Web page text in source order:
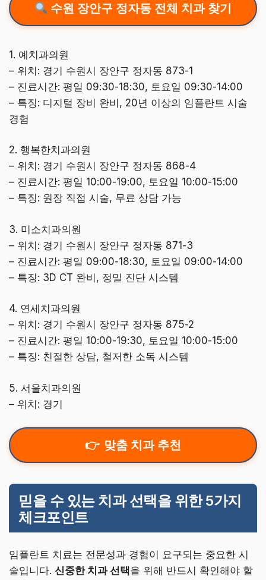
수원 장안구 정자동 전체 치과 찾기
1. 예치과의원
– 위치: 경기 수원시 장안구 정자동 873-1
– 진료시간: 평일 09:30-18:30, 토요일 09:30-14:00
– 특징: 디지털 장비 완비, 20년 이상의 임플란트 시술
경험
2. 행복한치과의원
– 위치: 경기 수원시 장안구 정자동 868-4
– 진료시간: 평일 10:00-19:00, 토요일 10:00-15:00
– 특징: 원장 직접 시술, 무료 상담 가능
3. 미소치과의원
– 위치: 경기 수원시 장안구 정자동 871-3
– 진료시간: 평일 09:00-18:30, 토요일 09:00-14:00
– 특징: 3D CT 완비, 정밀 진단 시스템
4. 연세치과의원
– 위치: 경기 수원시 장안구 정자동 875-2
– 진료시간: 평일 10:00-19:30, 토요일 10:00-15:00
– 특징: 친절한 상담, 철저한 소독 시스템
5. 서울치과의원
– 위치: 경기
맞춤 치과 추천
믿을 수 있는 치과 선택을 위한 5가지
체크포인트
임플란트 치료는 전문성과 경험이 요구되는 중요한 시
술입니다. 신중한 치과 선택을 위해 반드시 확인해야 할